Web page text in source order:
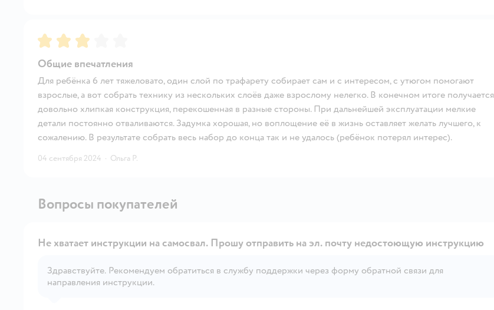
Рейтинг:3
Общие впечатления
Для ребёнка 6 лет тяжеловато, один слой по трафарету собирает сам и с интересом, с утюгом помогают
взрослые, а вот собрать технику из нескольких слоёв даже взрослому нелегко. В конечном итоге получается
довольно хлипкая конструкция, перекошенная в разные стороны. При дальнейшей эксплуатации мелкие
детали постоянно отваливаются. Задумка хорошая, но воплощение её в жизнь оставляет желать лучшего, к
сожалению. В результате собрать весь набор до конца так и не удалось (ребёнок потерял интерес).
04 сентября 2024 · Ольга Р.
Вопросы покупателей
Не хватает инструкции на самосвал. Прошу отправить на эл. почту недостоющую инструкцию
Здравствуйте. Рекомендуем обратиться в службу поддержки через форму обратной связи для
направления инструкции.